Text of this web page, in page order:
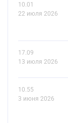
10.01
22 июля 2026
17.09
13 июля 2026
10.55
3 июня 2026